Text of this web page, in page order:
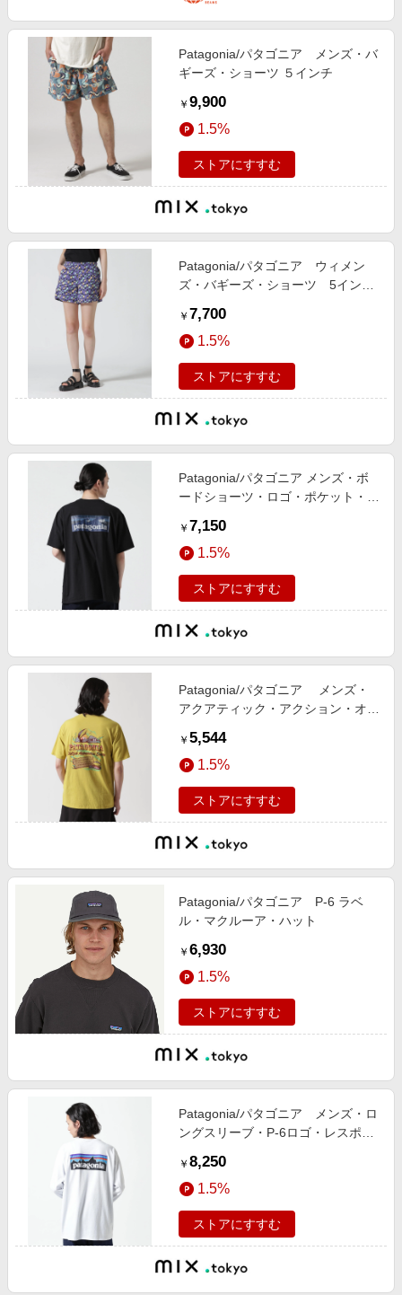
Patagonia/パタゴニア メンズ・バ
ギーズ・ショーツ ５インチ
￥ 9,900
1.5%
ストアにすすむ
Patagonia/パタゴニア ウィメン
ズ・バギーズ・ショーツ 5インチ
￥ 7,700
1.5%
ストアにすすむ
Patagonia/パタゴニア メンズ・ボ
ードショーツ・ロゴ・ポケット・レ
￥ 7,150
1.5%
ストアにすすむ
Patagonia/パタゴニア メンズ・
アクアティック・アクション・オー
￥ 5,544
1.5%
ストアにすすむ
Patagonia/パタゴニア P-6 ラベ
ル・マクルーア・ハット
￥ 6,930
1.5%
ストアにすすむ
Patagonia/パタゴニア メンズ・ロ
ングスリーブ・P-6ロゴ・レスポン
￥ 8,250
1.5%
ストアにすすむ